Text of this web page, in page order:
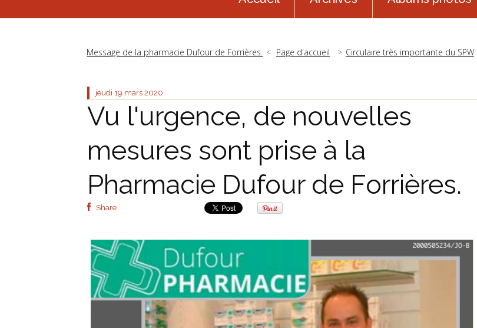
Message de la pharmacie Dufour de Forrières. Page d'accueil Circulaire très importante du SPW
jeudi 19 mars 2020
Vu l'urgence, de nouvelles
mesures sont prise à la
Pharmacie Dufour de Forrières.
Share